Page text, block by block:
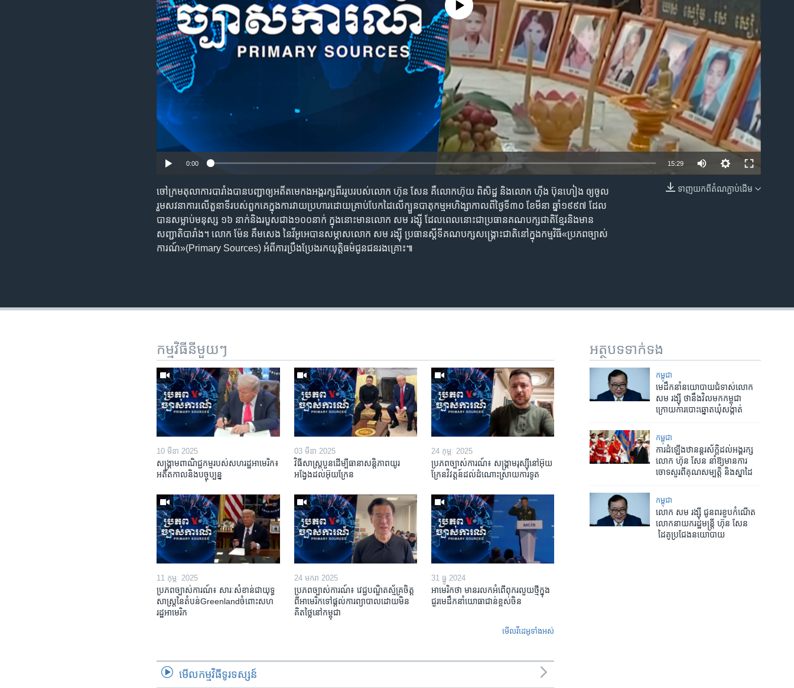
EMBED
No media source currently available
0:00 15:29
ទាញ​យក​ពី​តំណភ្ជាប់​ដើម
ចៅក្រម​តុលាការ​បារាំង​បាន​បញ្ជា​ឲ្យ​អតីត​មេកង​អង្គរក្ស​ពីរ​រូប​របស់​​លោក ហ៊ុន សែន ​គឺ​លោក​ហ៊ុយ ពិសិដ្ឋ ​និង​លោក ហ៊ីង ប៊ុនហៀង​ ឲ្យ​ចូល​
រួម​សវនាការ​លើ​តួនាទី​របស់​ពួកគេ​ក្នុង​ការ​វាយ​ប្រហារ​ដោយ​គ្រាប់បែក​ដៃ​លើ​ក្បួន​បាតុកម្ម​អហិង្សា​កាលពី​ថ្ងៃទី​៣០​ ខែមីនា ​ឆ្នាំ១៩៩៧ ដែល​
បាន​សម្លាប់​មនុស្ស ១៦ នាក់​​និង​របួស​ជាង​១០០​នាក់​ ក្នុង​នោះ​មាន​លោក សម រង្ស៊ី ​ដែល​ពេលនោះ​ជា​ប្រធាន​គណបក្ស​ជាតិ​ខ្មែរ​និង​មាន​
សញ្ជាតិ​បារាំង។ លោក ​ម៉ែន គឹមសេង​ នៃ​វីអូអេ​បាន​សម្ភាស​លោក សម រង្ស៊ី​ ប្រធាន​ស្តីទី​គណបក្ស​សង្គ្រោះ​ជាតិ​​នៅ​ក្នុង​​កម្មវិធី​«ប្រភព​ច្បាស់
ការណ៍»​(Primary Sources) អំពី​ការប្រឹងប្រែង​រកយុត្តិធម៌​ជូន​ជន​រងគ្រោះ៕
អត្ថបទ​ទាក់ទង
កម្ពុជា
មេដឹកនាំ​នយោបាយ​ជំទាស់​លោក​
សម រង្ស៊ី​ ថា​នឹង​វិល​មក​កម្ពុជា​
ក្រោយ​ការ​បោះឆ្នោត​ឃុំសង្កាត់
កម្ពុជា
ការ​ដំឡើង​ឋានន្តរស័ក្តិ​ដល់​អង្គរក្ស​
លោក ​ហ៊ុន សែន ​នាំ​ឱ្យ​មាន​ការ​
ចោទ​សួរ​ពី​គុណសម្បត្តិ ​និង​ស្នាដៃ​
កម្ពុជា
លោក សម រង្ស៊ី ​ជូនពរ​ខួប​កំណើត​
លោក​នាយក​រដ្ឋមន្ត្រី​ ហ៊ុន សែន​
ដៃគូ​ប្រជែង​នយោបាយ
កម្មវិធី​នីមួយៗ
10 មីនា 2025
សង្គ្រាមពាណិជ្ជកម្មរបស់សហរដ្ឋអាមេរិក៖
អតីតកាលនិងបច្ចុប្បន្ន
03 មីនា 2025
វិធីសាស្ត្របួនដើម្បីធានាសន្តិភាពយូរ
អង្វែងដល់អ៊ុយក្រែន
24 កុម្ភៈ 2025
ប្រភពច្បាស់ការណ៍៖ សង្គ្រាមរុស្ស៊ីនៅអ៊ុយ
ក្រែនវិវត្តន៍ដល់ដំណោះស្រាយការទូត
11 កុម្ភៈ 2025
ប្រភពច្បាស់ការណ៍៖ សារៈ​សំខាន់​ជា​យុទ្ធ
សាស្ត្រ​នៃ​តំបន់​Greenland​​ចំពោះ​សហ
រដ្ឋ​អាមេរិក
24 មករា 2025
ប្រភពច្បាស់ការណ៍៖ វេជ្ជបណ្ឌិត​ស្ម័គ្រចិត្ត​
ពី​អាមេរិក​ទៅ​ផ្តល់​ការព្យាបាល​ដោយ​មិន​
គិត​ថ្លៃ​នៅ​កម្ពុជា
31 ធ្នូ 2024
អាមេរិក​ថា មាន​រលក​អំពើ​ពុករលួយ​ថ្មី​ក្នុង​
ជួរ​មេដឹកនាំ​យោធា​ជាន់ខ្ពស់​ចិន
មើល​វីដេអូ​ទាំង​អស់
មើល​កម្មវិធី​ទូរទស្សន៍